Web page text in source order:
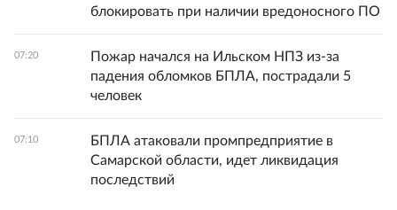
блокировать при наличии вредоносного ПО
07:20
Пожар начался на Ильском НПЗ из-за
падения обломков БПЛА, пострадали 5
человек
07:10
БПЛА атаковали промпредприятие в
Самарской области, идет ликвидация
последствий